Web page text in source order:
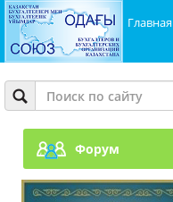
Главная
Форум